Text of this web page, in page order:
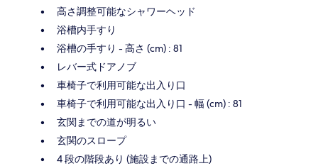
高さ調整可能なシャワーヘッド
浴槽内手すり
浴槽の手すり - 高さ (cm) : 81
レバー式ドアノブ
車椅子で利用可能な出入り口
車椅子で利用可能な出入り口 - 幅 (cm) : 81
玄関までの道が明るい
玄関のスロープ
4 段の階段あり (施設までの通路上)